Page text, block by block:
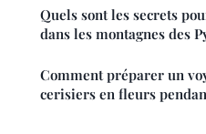
Quels sont les secrets
dans les montagnes des
Comment préparer un
cerisiers en fleurs